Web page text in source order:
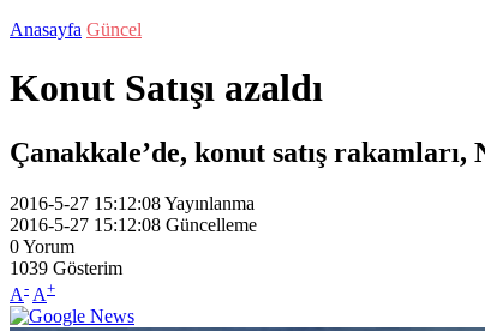
Anasayfa Güncel
Konut Satışı azaldı
Çanakkale’de, konut satış
2016-5-27 15:12:08Yayınlanma
2016-5-27 15:12:08 Güncelleme
0Yorum
1039 Gösterim
A- A+